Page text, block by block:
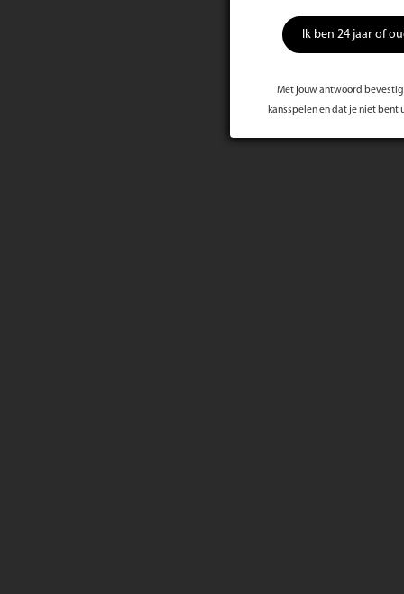
Ik ben 24 jaar of
Met jouw antwoord bevestig
kansspelen en dat je niet bent